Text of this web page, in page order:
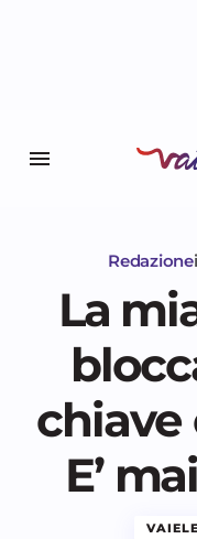
Redazione
La
chiave
E’